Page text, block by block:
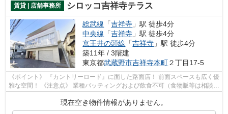
賃貸 | 店舗事務所 シロッコ吉祥寺テラス
総武線 「吉祥寺 」駅 徒歩4分
中央線 「吉祥寺 」駅 徒歩4分
京王井の頭線 「吉祥寺 」駅 徒歩4分
築11年 / 3階建
東京都武蔵野市吉祥寺本町２丁目17-5
《ポイント》 『カントリーロード』に面した路面店！ 前面スペースも広く優
雅な空間！ 《注意点》 業種バッティングおよび飲食不可（食物販等は相談可
能）
現在空き物件情報がありません。